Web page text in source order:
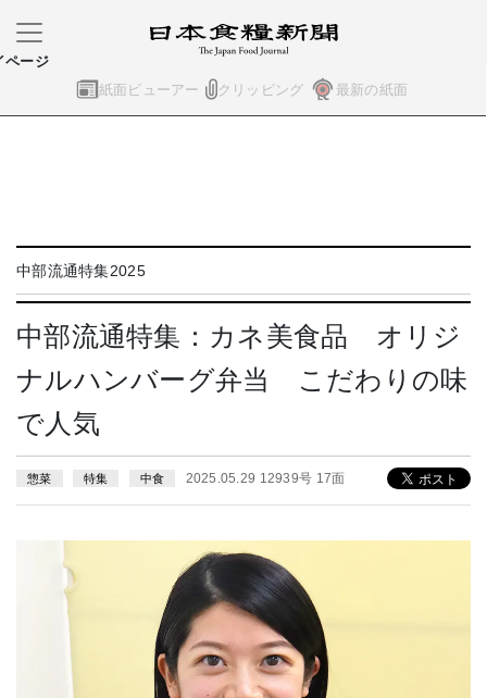
紙面ビューアー クリッピング 最新の紙面
ページ
中部流通特集2025
中部流通特集：カネ美食品 オリジ
ナルハンバーグ弁当 こだわりの味
で人気
惣菜 特集 中食 2025.05.29 12939号 17面